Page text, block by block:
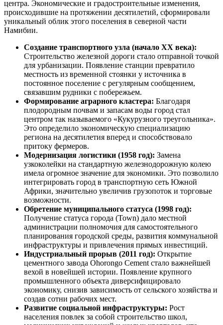
центра. Экономические и градостроительные изменения,
происходившие на протяжении десятилетий, сформировали
уникальный облик этого поселения в северной части
Намибии.
Создание транспортного узла (начало XX века):
Строительство железной дороги стало отправной точкой
для урбанизации. Появление станции превратило
местность из временной стоянки у источника в
постоянное поселение с регулярным сообщением,
связавшим рудники с побережьем.
Формирование аграрного кластера: Благодаря
плодородным почвам и запасам воды город стал
центром так называемого «Кукурузного треугольника».
Это определило экономическую специализацию
региона на десятилетия вперед и способствовало
притоку фермеров.
Модернизация логистики (1958 год): Замена
узкоколейки на стандартную железнодорожную колею
имела огромное значение для экономики. Это позволило
интегрировать город в транспортную сеть Южной
Африки, значительно увеличив грузопоток и торговые
возможности.
Обретение муниципального статуса (1998 год):
Получение статуса города (Town) дало местной
администрации полномочия для самостоятельного
планирования городской среды, развития коммунальной
инфраструктуры и привлечения прямых инвестиций.
Индустриальный прорыв (2011 год): Открытие
цементного завода Ohorongo Cement стало важнейшей
вехой в новейшей истории. Появление крупного
промышленного объекта диверсифицировало
экономику, снизив зависимость от сельского хозяйства и
создав сотни рабочих мест.
Развитие социальной инфраструктуры: Рост
населения повлек за собой строительство школ,